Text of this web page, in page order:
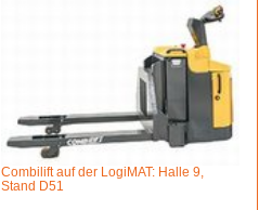
Combilift auf der LogiMAT: Halle 9,
Stand D51